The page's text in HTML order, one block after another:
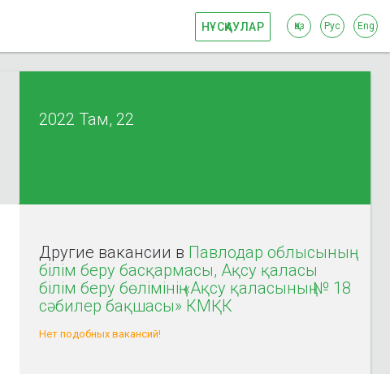
Қаз Рус Eng
НҰСҚАУЛАР
2022 Там, 22
Другие вакансии в Павлодар облысының
білім беру басқармасы, Ақсу қаласы
білім беру бөлімінің «Ақсу қаласының № 18
сәбилер бақшасы» КМҚК
Нет подобных вакансий!